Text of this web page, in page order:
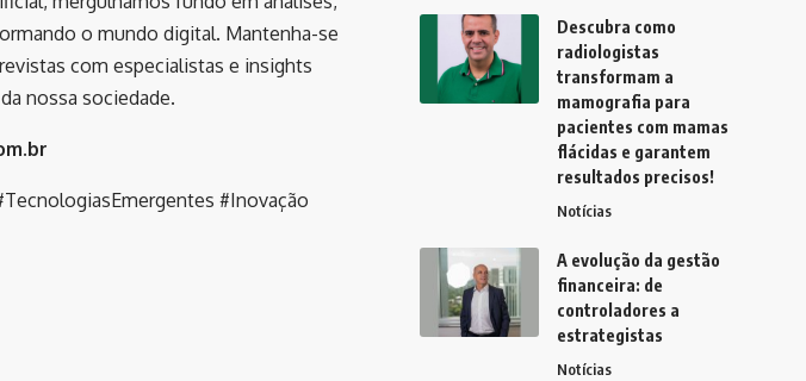
o mundo digital. Mantenha-se
com especialistas e insights
nossa sociedade.
#Inovação
Descubra como
radiologistas
transformam a
mamografia para
pacientes com mamas
flácidas e garantem
resultados precisos!
Notícias
A evolução da gestão
financeira: de
controladores a
estrategistas
Notícias